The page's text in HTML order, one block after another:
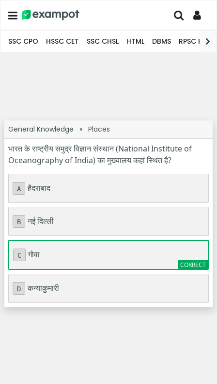
SSC CPO HSSC CET SSC CHSL HTML DBMS RPSC
General Knowledge » Places
भारत के राष्ट्रीय समुद्र विज्ञान संस्थान (National Institute of
Oceanography of India) का मुख्यालय कहां स्थित है?
A हैदराबाद
B नई दिल्ली
C गोवा
D कन्याकुमारी